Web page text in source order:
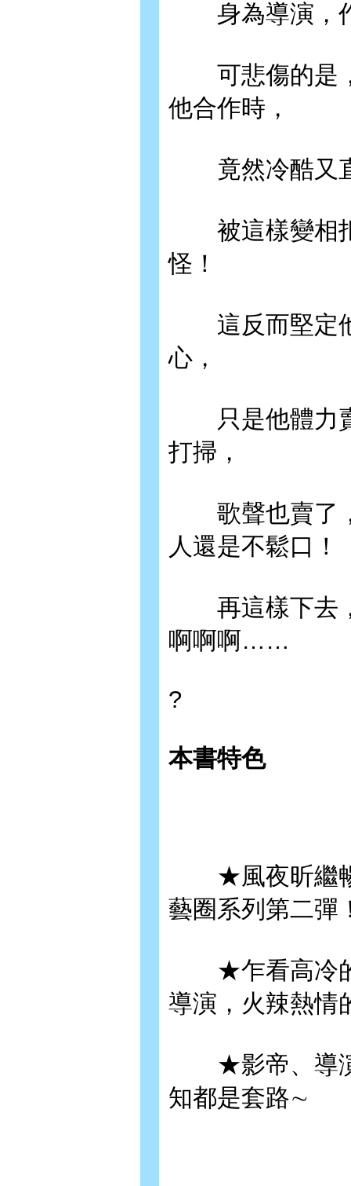
身為導演，作
可悲傷的是，
他合作時，
竟然冷酷又直
被這樣變相
怪！
這反而堅定他
心，
只是他體力賣
打掃，
歌聲也賣了，
人還是不鬆口！
再這樣下去，
啊啊啊……
?
本書特色
★風夜昕繼暢
藝圈系列第二彈
★乍看高冷的
導演，火辣熱情
★影帝、導演
知都是套路∼